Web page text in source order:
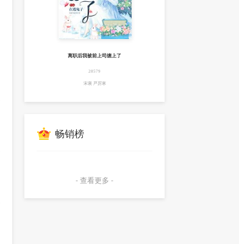
离职后我被前上司缠上了
28579
宋襄 严厉寒
畅销榜
- 查看更多 -